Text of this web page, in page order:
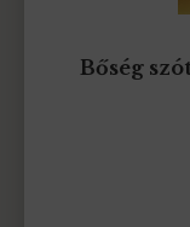
Bőség